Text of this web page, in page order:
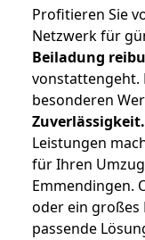
Profitieren Sie
Netzwerk für
Beiladung
vonstattengeht.
besonderen
Zuverlässigkeit.
Leistungen
für Ihren
Emmendingen.
oder ein großes
passende